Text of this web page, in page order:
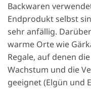
Backwaren
Endprodukt selbst
sehr anfällig.
warme Orte wie
Regale, auf denen
Wachstum und die
geeignet (Elgün und